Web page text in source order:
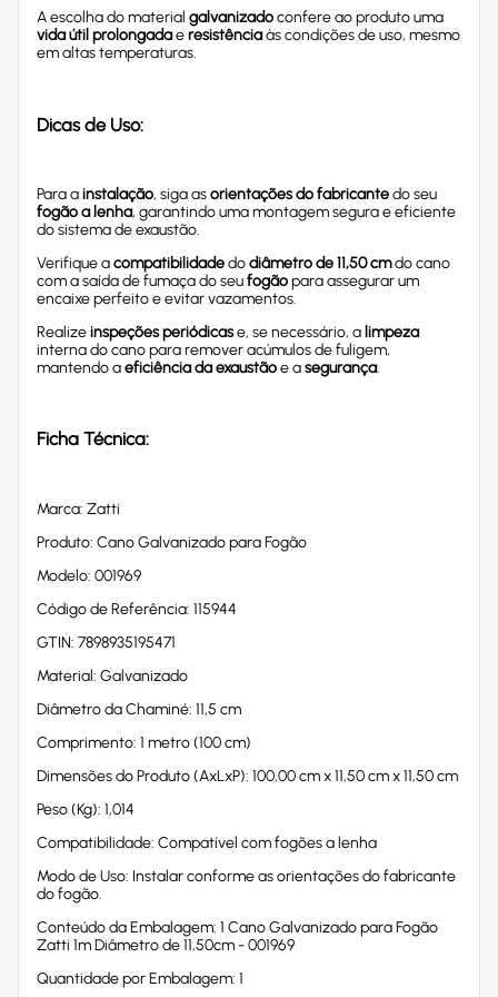
A escolha do material galvanizadoconfere ao produto uma
vida útil prolongadaeresistênciaàs condições de uso, mesmo
em altas temperaturas.
Dicas de Uso:
Para ainstalação, siga asorientações do fabricantedo seu
fogão a lenha, garantindo uma montagem segura e eficiente
do sistema de exaustão.
Verifique acompatibilidadedodiâmetro de 11,50 cmdo cano
com a saída de fumaça do seufogãopara assegurar um
encaixe perfeito e evitar vazamentos.
Realizeinspeções periódicase, se necessário, a limpeza
interna do cano para remover acúmulos de fuligem,
mantendo aeficiência da exaustãoe asegurança.
Ficha Técnica:
Marca: Zatti
Produto: Cano Galvanizado para Fogão
Modelo: 001969
Código de Referência: 115944
GTIN: 7898935195471
Material: Galvanizado
Diâmetro da Chaminé: 11,5 cm
Comprimento: 1 metro (100 cm)
Dimensões do Produto (AxLxP): 100,00 cm x 11,50 cm x 11,50 cm
Peso (Kg): 1,014
Compatibilidade: Compatível com fogões a lenha
Modo de Uso: Instalar conforme as orientações do fabricante
do fogão.
Conteúdo da Embalagem: 1 Cano Galvanizado para Fogão
Zatti 1m Diâmetro de 11,50cm - 001969
Quantidade por Embalagem: 1